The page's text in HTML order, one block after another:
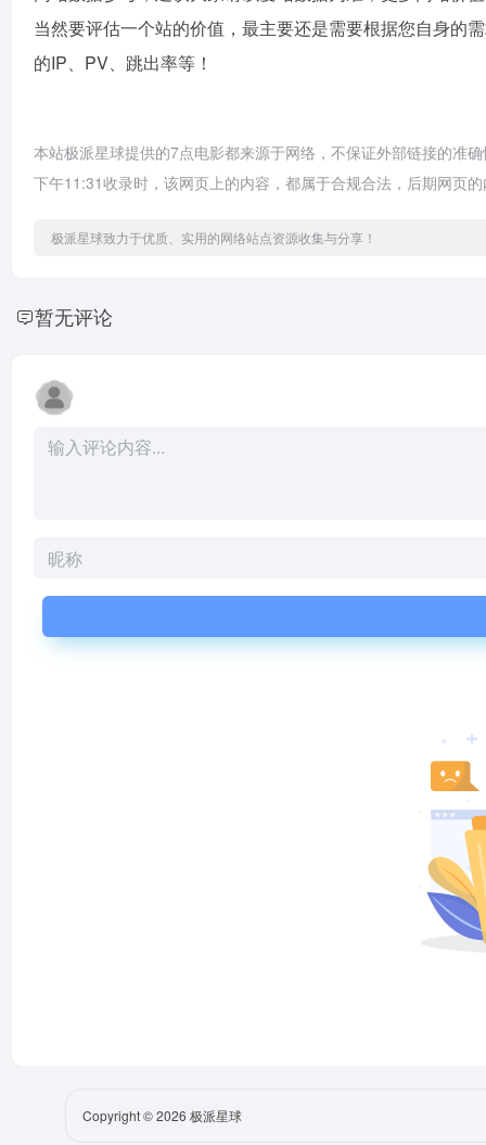
当然要评估一个站的价值，最主要还是需要根据您自身的
的IP、PV、跳出率等！
本站极派星球提供的7点电影都来源于网络，不保证外部链接的准
下午11:31收录时，该网页上的内容，都属于合规合法，后期网页
极派星球致力于优质、实用的网络站点资源收集与分享！
暂无评论
Copyright © 2026 极派星球